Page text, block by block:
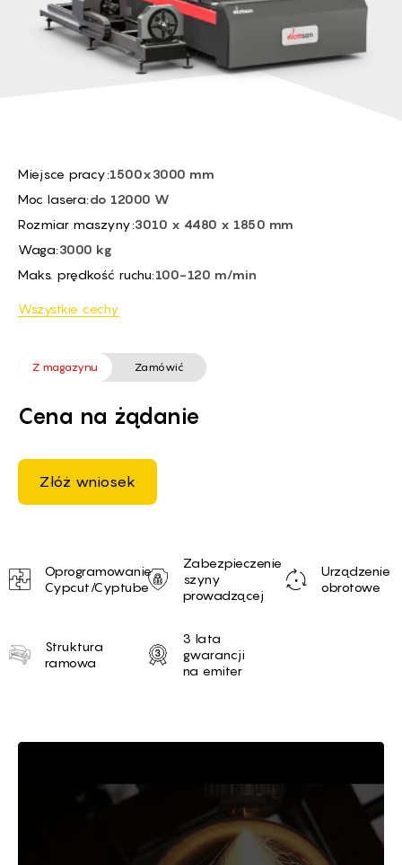
BG -
EL -
CS -
Miejsce pracy:1500x3000 mm
Moc lasera:do 12000 W
Rozmiar maszyny:3010 x 4480 x 1850 mm
Waga:3000 kg
Maks. prędkość ruchu:100-120 m/min
Wszystkie cechy
Z magazynu Zamówić
Cena na żądanie
Złóż wniosek
Unique selling proposition
Oprogramowanie
Cypcut/Cyptube
Zabezpieczenie
szyny
prowadzącej
Urządzenie
obrotowe
Struktura
ramowa
3 lata
gwarancji
na emiter
Brief of Maszyna do cięcia
Czujnik wysokości: Automatic capacitive
Maks. prędkość robocza: Depends on the material